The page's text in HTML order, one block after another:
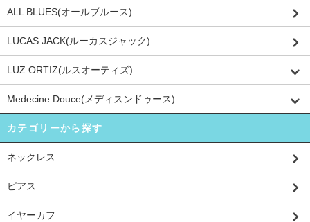
ALL BLUES(オールブルース)
LUCAS JACK(ルーカスジャック)
LUZ ORTIZ(ルスオーティズ)
Medecine Douce(メディスンドゥース)
カテゴリーから探す
ネックレス
ピアス
イヤーカフ